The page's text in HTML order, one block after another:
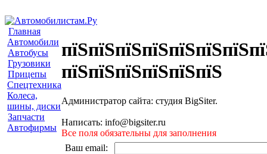
Главная
Автомобили
Автобусы
Грузовики
Прицепы
Спецтехника
Колеса,
шины, диски
Запчасти
Автофирмы
пїЅпїЅпїЅпїЅпїЅпїЅ
Администратор сайта: студия BigSiter.
Написать: info@bigsiter.ru
Все поля обязательны для заполнения
Ваш email: